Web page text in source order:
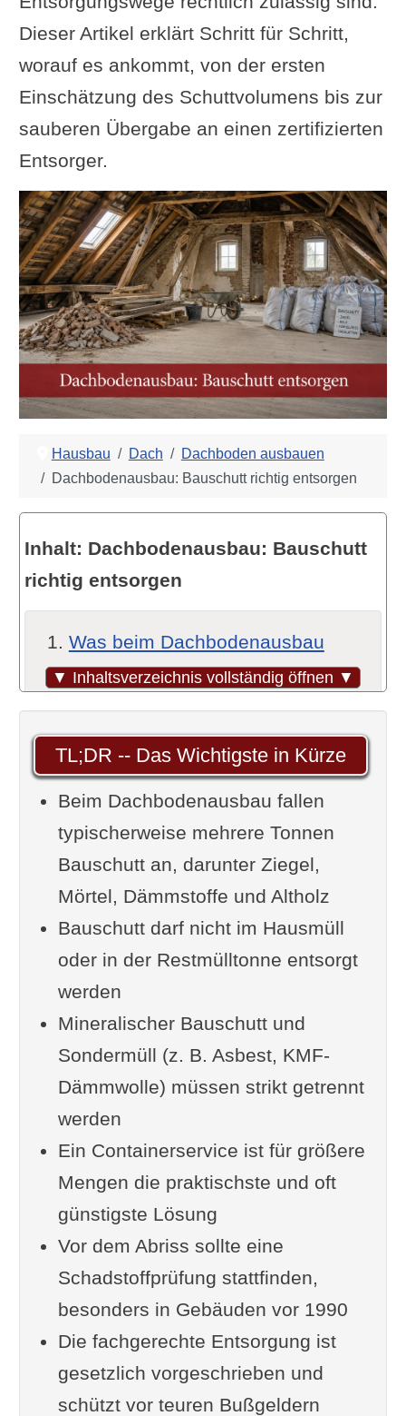
Dieser Artikel erklärt Schritt für Schritt,
worauf es ankommt, von der ersten
Einschätzung des Schuttvolumens bis zur
sauberen Übergabe an einen zertifizierten
Entsorger.
Hausbau Dach
Dachboden ausbauen
Dachbodenausbau: Bauschutt richtig entsorgen
▼ Inhaltsverzeichnis vollständig öffnen ▼
Inhalt: Dachbodenausbau: Bauschutt
richtig entsorgen
Was beim Dachbodenausbau
wirklich anfällt
Die häufigsten Materialien im
Überblick
Warum eine
Vorabeinschätzung
unerlässlich ist
Getrennte Entsorgung: Warum
Mischen teuer wird
Mineralischer Bauschutt und
sein Recyclingweg
Problemstoffe erkennen und
richtig handeln
Altholz: Kategorien und
Konsequenzen
Der richtige Entsorgungsweg für
größere Mengen
Containerservice als
praktische Lösung
Wann mehrere Container
sinnvoll sind
Was der Gesetzgeber vorschreibt
Nachweispflichten bei
gefährlichen Abfällen
Bußgelder bei illegaler
TL;DR -- Das Wichtigste in Kürze
Beim Dachbodenausbau fallen
typischerweise mehrere Tonnen
Bauschutt an, darunter Ziegel,
Mörtel, Dämmstoffe und Altholz
Bauschutt darf nicht im Hausmüll
oder in der Restmülltonne entsorgt
werden
Mineralischer Bauschutt und
Sondermüll (z. B. Asbest, KMF-
Dämmwolle) müssen strikt getrennt
werden
Ein Containerservice ist für größere
Mengen die praktischste und oft
günstigste Lösung
Vor dem Abriss sollte eine
Schadstoffprüfung stattfinden,
besonders in Gebäuden vor 1990
Die fachgerechte Entsorgung ist
gesetzlich vorgeschrieben und
schützt vor teuren Bußgeldern